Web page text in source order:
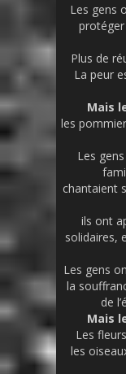
Les gens
Plus de
La peur
Mais
les
Les
chantaient
ils ont
solidaires,
Les gens
la
de
Mais
Les
les